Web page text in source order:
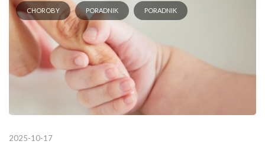
CHOROBY PORADNIK PORADNIK
2025-10-17